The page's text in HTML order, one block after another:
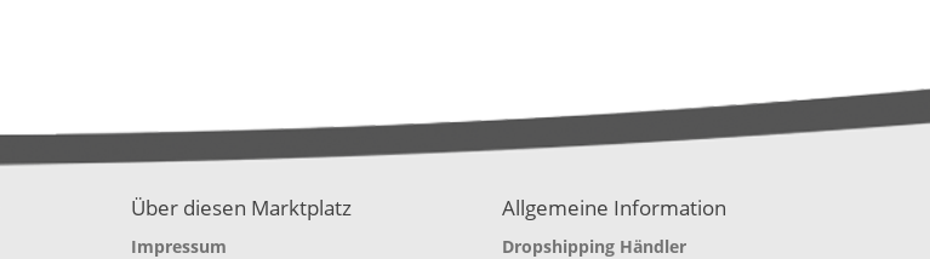
Über diesen Marktplatz
Impressum
Allgemeine Information
Dropshipping Händler